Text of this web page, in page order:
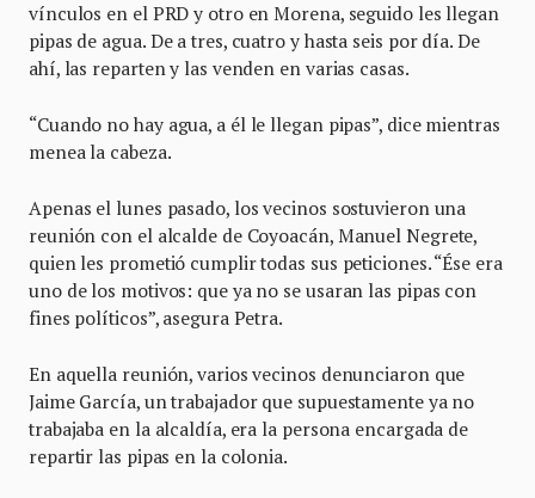
vínculos en el PRD y otro en Morena, seguido les llegan
pipas de agua. De a tres, cuatro y hasta seis por día. De
ahí, las reparten y las venden en varias casas.
“Cuando no hay agua, a él le llegan pipas”, dice mientras
menea la cabeza.
Apenas el lunes pasado, los vecinos sostuvieron una
reunión con el alcalde de Coyoacán, Manuel Negrete,
quien les prometió cumplir todas sus peticiones. “Ése era
uno de los motivos: que ya no se usaran las pipas con
fines políticos”, asegura Petra.
En aquella reunión, varios vecinos denunciaron que
Jaime García, un trabajador que supuestamente ya no
trabajaba en la alcaldía, era la persona encargada de
repartir las pipas en la colonia.